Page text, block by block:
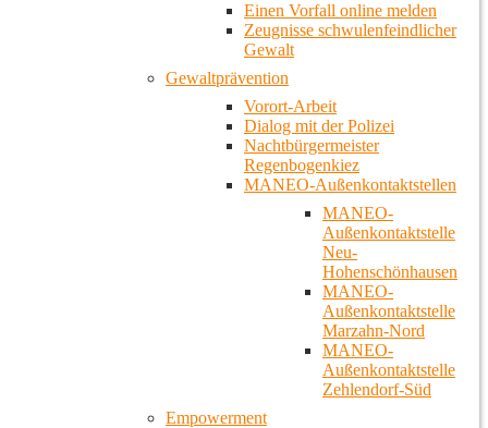
Einen Vorfall online melden
Zeugnisse schwulenfeindlicher
Gewalt
Gewaltprävention
Vorort-Arbeit
Dialog mit der Polizei
Nachtbürgermeister
Regenbogenkiez
MANEO-Außenkontaktstellen
MANEO-
Außenkontaktstelle
Neu-
Hohenschönhausen
MANEO-
Außenkontaktstelle
Marzahn-Nord
MANEO-
Außenkontaktstelle
Zehlendorf-Süd
Empowerment